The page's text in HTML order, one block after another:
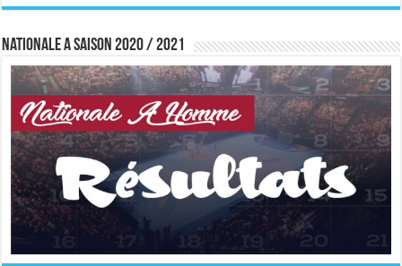
Nationale A saison 2020 / 2021